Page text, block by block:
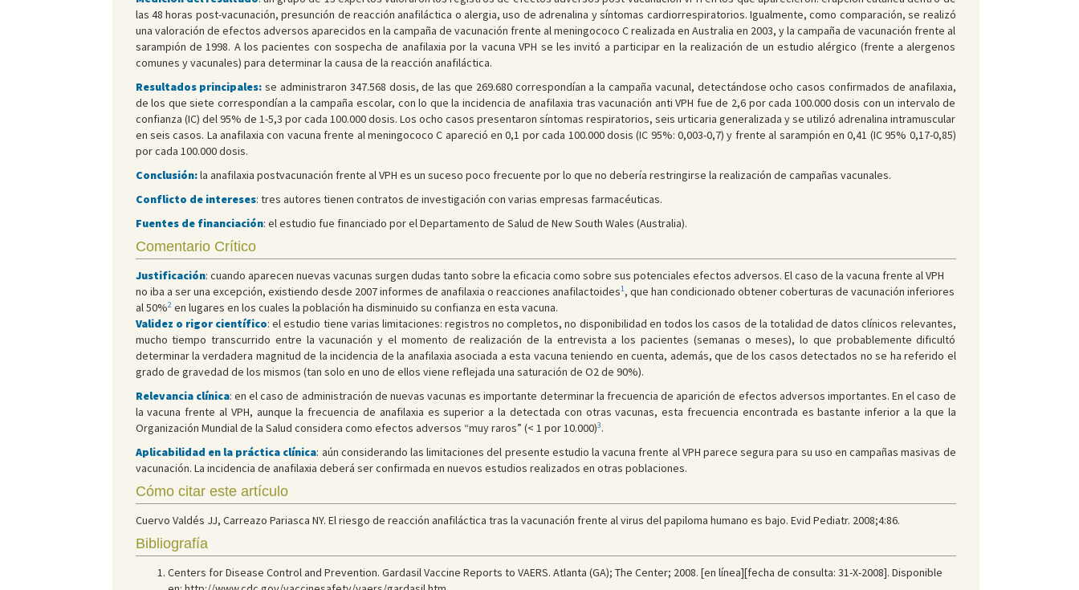
las 48 horas post-vacunación, presunción de reacción anafiláctica o alergia, uso de adrenalina y síntomas cardiorrespiratorios. Igualmente, como comparación, se realizó
una valoración de efectos adversos aparecidos en la campaña de vacunación frente al meningococo C realizada en Australia en 2003, y la campaña de vacunación frente al
sarampión de 1998. A los pacientes con sospecha de anafilaxia por la vacuna VPH se les invitó a participar en la realización de un estudio alérgico (frente a alergenos
comunes y vacunales) para determinar la causa de la reacción anafiláctica.
Resultados principales: se administraron 347.568 dosis, de las que 269.680 correspondían a la campaña vacunal, detectándose ocho casos confirmados de anafilaxia,
de los que siete correspondían a la campaña escolar, con lo que la incidencia de anafilaxia tras vacunación anti VPH fue de 2,6 por cada 100.000 dosis con un intervalo de
confianza (IC) del 95% de 1-5,3 por cada 100.000 dosis. Los ocho casos presentaron síntomas respiratorios, seis urticaria generalizada y se utilizó adrenalina intramuscular
en seis casos. La anafilaxia con vacuna frente al meningococo C apareció en 0,1 por cada 100.000 dosis (IC 95%: 0,003-0,7) y frente al sarampión en 0,41 (IC 95% 0,17-0,85)
por cada 100.000 dosis.
Conclusión:la anafilaxia postvacunación frente al VPH es un suceso poco frecuente por lo que no debería restringirse la realización de campañas vacunales.
Conflicto de intereses: tres autores tienen contratos de investigación con varias empresas farmacéuticas.
Fuentes de financiación: el estudio fue financiado por el Departamento de Salud de New South Wales (Australia).
Comentario Crítico
Justificación: cuando aparecen nuevas vacunas surgen dudas tanto sobre la eficacia como sobre sus potenciales efectos adversos. El caso de la vacuna frente al VPH
no iba a ser una excepción, existiendo desde 2007 informes de anafilaxia o reacciones anafilactoides1, que han condicionado obtener coberturas de vacunación inferiores
al 50%2en lugares en los cuales la población ha disminuido su confianza en esta vacuna.
Validez o rigor científico: el estudio tiene varias limitaciones: registros no completos, no disponibilidad en todos los casos de la totalidad de datos clínicos relevantes,
mucho tiempo transcurrido entre la vacunación y el momento de realización de la entrevista a los pacientes (semanas o meses), lo que probablemente dificultó
determinar la verdadera magnitud de la incidencia de la anafilaxia asociada a esta vacuna teniendo en cuenta, además, que de los casos detectados no se ha referido el
grado de gravedad de los mismos (tan solo en uno de ellos viene reflejada una saturación de O2 de 90%).
Relevancia clínica: en el caso de administración de nuevas vacunas es importante determinar la frecuencia de aparición de efectos adversos importantes. En el caso de
la vacuna frente al VPH, aunque la frecuencia de anafilaxia es superior a la detectada con otras vacunas, esta frecuencia encontrada es bastante inferior a la que la
Organización Mundial de la Salud considera como efectos adversos “muy raros” (< 1 por 10.000)3.
Aplicabilidad en la práctica clínica: aún considerando las limitaciones del presente estudio la vacuna frente al VPH parece segura para su uso en campañas masivas de
vacunación. La incidencia de anafilaxia deberá ser confirmada en nuevos estudios realizados en otras poblaciones.
Cómo citar este artículo
Cuervo Valdés JJ, Carreazo Pariasca NY. El riesgo de reacción anafiláctica tras la vacunación frente al virus del papiloma humano es bajo. Evid Pediatr. 2008;4:86.
Bibliografía
Centers for Disease Control and Prevention. Gardasil Vaccine Reports to VAERS. Atlanta (GA); The Center; 2008. [en línea][fecha de consulta: 31-X-2008]. Disponible